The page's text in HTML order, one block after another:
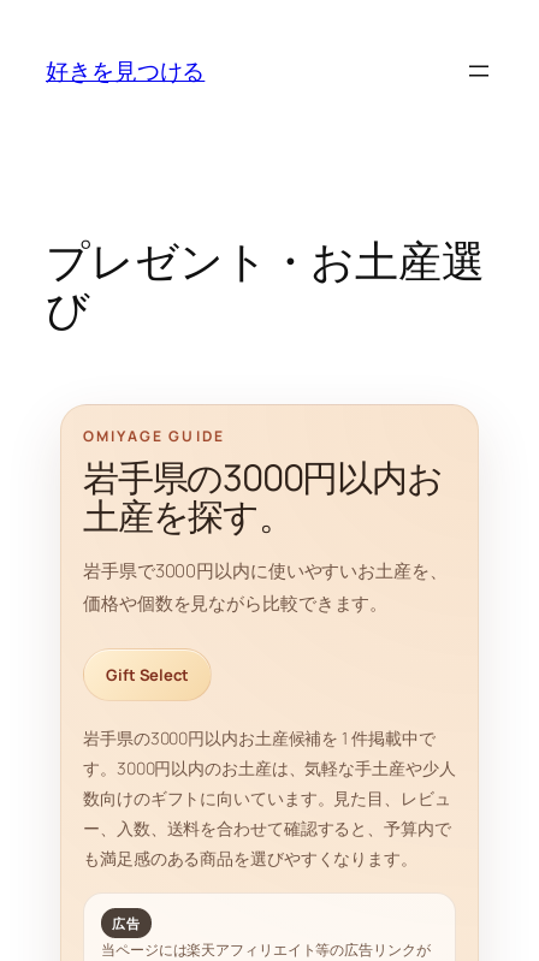
好きを見つける
プレゼント・お土産選
び
OMIYAGE GUIDE
岩手県の3000円以内お
土産を探す。
岩手県で3000円以内に使いやすいお土産を、
価格や個数を見ながら比較できます。
Gift Select
岩手県の3000円以内お土産候補を 1 件掲載中で
す。3000円以内のお土産は、気軽な手土産や少人
数向けのギフトに向いています。見た目、レビュ
ー、入数、送料を合わせて確認すると、予算内で
も満足感のある商品を選びやすくなります。
広告
当ページには楽天アフィリエイト等の広告リンクが